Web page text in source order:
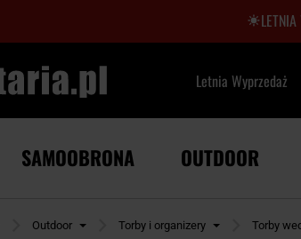
Letnia Wyprzedaż
SAMOOBRONA OUTDOOR
Outdoor Torby i organizery Torby